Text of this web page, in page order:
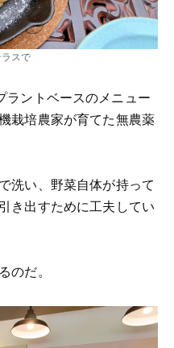
スで
ラントベースのメニュー
栽培農家が育てた無農薬
洗い、野菜自体が持って
き出すために工夫してい
のだ。